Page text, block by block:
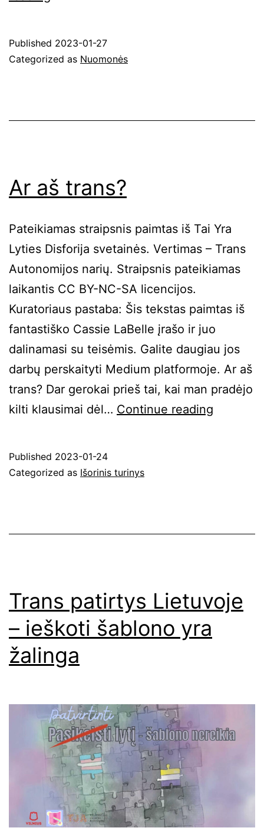
Trans
Published 2023-01-27
Categorized as Nuomonės
Ar aš trans?
Pateikiamas straipsnis paimtas iš Tai Yra
Lyties Disforija svetainės. Vertimas – Trans
Autonomijos narių. Straipsnis pateikiamas
laikantis CC BY-NC-SA licencijos.
Kuratoriaus pastaba: Šis tekstas paimtas iš
fantastiško Cassie LaBelle įrašo ir juo
dalinamasi su teisėmis. Galite daugiau jos
darbų perskaityti Medium platformoje. Ar aš
trans? Dar gerokai prieš tai, kai man pradėjo
kilti klausimai dėl… Continue reading
Published 2023-01-24
Categorized as Išorinis turinys
Trans patirtys Lietuvoje
– ieškoti šablono yra
žalinga